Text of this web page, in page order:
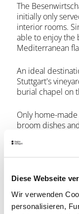
Diese Webseite
Wir verwenden
personalisieren,
The
initially only
interior rooms.
able to enjoy the
Mediterranean
An ideal
Stuttgart's
burial chapel on
Only home-
broom dishes
The
The Besen